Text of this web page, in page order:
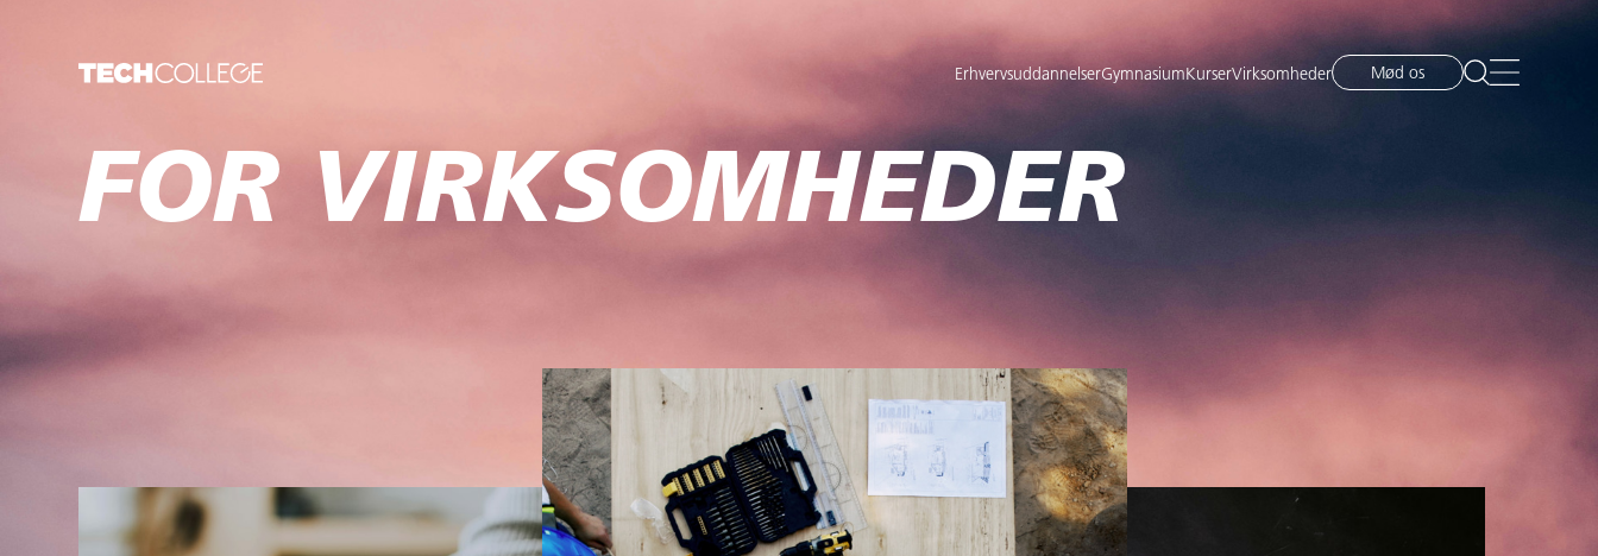
ErhvervsuddannelserGymnasiumKurserVirksomheder Mød os
FOR VIRKSOMHEDER